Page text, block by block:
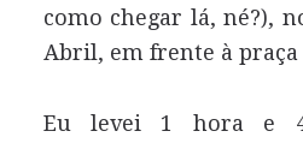
como chegar lá, né?),
Abril, em frente à
Eu levei 1 hora e